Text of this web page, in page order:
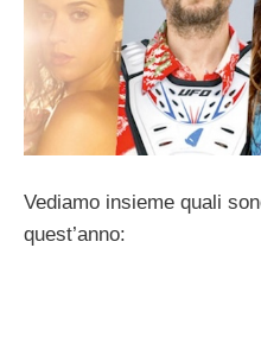
Vediamo insieme quali
quest’anno: